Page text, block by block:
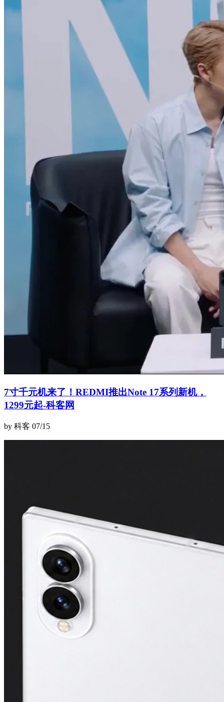
7寸千元机来了！REDMI推出Note 17系列新机，
1299元起-科客网
by 科客 07/15